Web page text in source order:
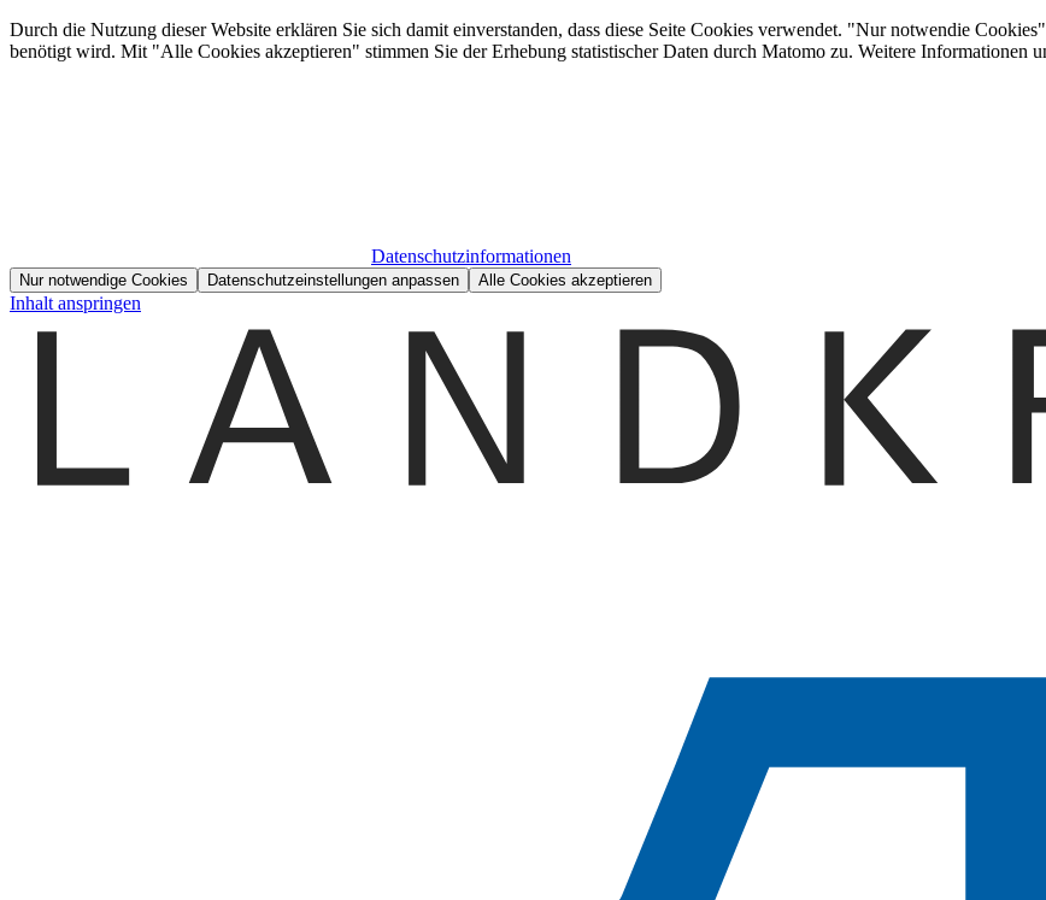
Durch die Nutzung dieser Website erklären Sie sich damit einverstanden, dass diese Seite Cookies verwendet. "Nur notwendie
benötigt wird. Mit "Alle Cookies akzeptieren" stimmen Sie der Erhebung statistischer Daten durch Matomo zu. Weitere Informationen
Datenschutzinformationen
Nur notwendige Cookies Datenschutzeinstellungen anpassen Alle Cookies akzeptieren
Inhalt anspringen